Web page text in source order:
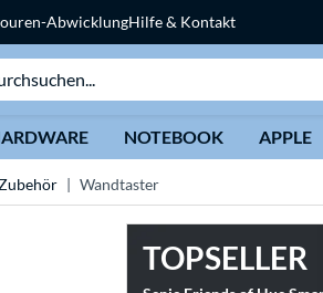
AbwicklungHilfe & Kontakt
NOTEBOOK APPLE
Wandtaster
TOPSELLER